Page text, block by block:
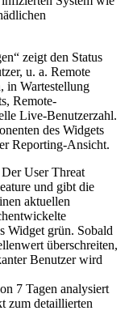
zeigt den Status
u. a. Remote
in Wartestellung
Remote-
Live-Benutzerzahl.
des Widgets
Reporting-Ansicht.
Der User Threat
und gibt die
aktuellen
Widget grün. Sobald
überschreiten,
Benutzer wird
7 Tagen analysiert
zum detaillierten